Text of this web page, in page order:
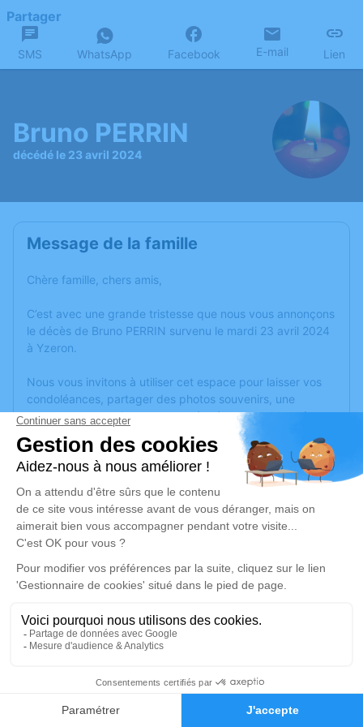
Faire-part Hommages
Partager
SMS WhatsApp Facebook E-mail Lien
Bruno PERRIN
décédé le 23 avril 2024
Message de la famille
Chère famille, chers amis,
C’est avec une grande tristesse que nous vous annonçons
le décès de Bruno PERRIN survenu le mardi 23 avril 2024
à Yzeron.
Nous vous invitons à utiliser cet espace pour laisser vos
condoléances, partager des photos souvenirs, une
anecdote ou exprimer vos pensées à travers des poèmes
ou des textes. Cet endroit est un lieu d'expression dédié à
honorer la mémoire de Bruno PERRIN.
Un service de plantation d’arbre hommage estdisponible
samedi 04 mai 2024 à 09h30
Eglise Saint Mayol 1 Montée de St Mayol
69360 Ternay
Je rends hommage